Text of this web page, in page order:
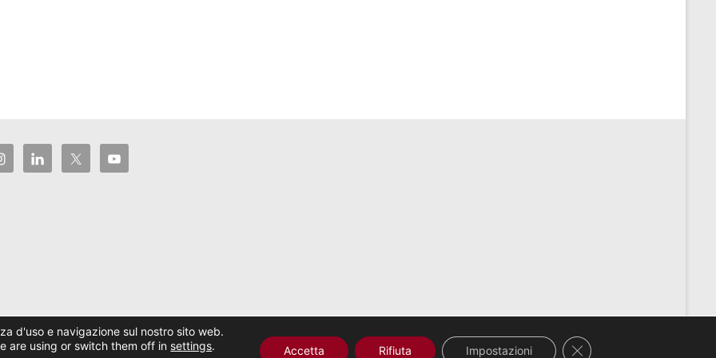
Tema Spaciousdi ThemeGrill.
d'uso e navigazione sul nostro sito web.
are using or switch them off in settings. Accetta Rifiuta Impostazioni Close GDPR Cookie